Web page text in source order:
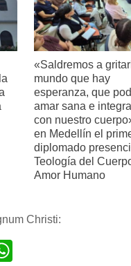
«Saldremos a
mundo que hay
esperanza, que
amar sana e
con nuestro
en Medellín el
diplomado
Teología del
Amor Humano
Christi: